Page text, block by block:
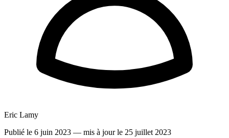
Eric Lamy
Publié le 6 juin 2023 — mis à jour le 25 juillet 2023